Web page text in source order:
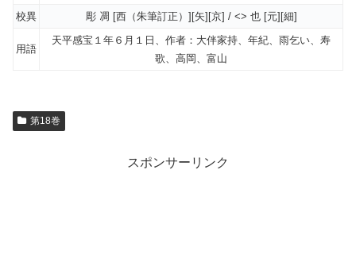
校異
彫 凋 [西（朱筆訂正）][矢][京] / <> 也 [元][細]
用語
天平感宝１年６月１日、作者：大伴家持、年紀、雨乞い、寿
歌、高岡、富山
第18巻
スポンサーリンク